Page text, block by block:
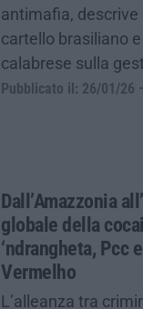
antimafia, descrive
cartello brasiliano
calabrese sulla
Pubblicato il: 26/01/26
Dall’Amazzonia
globale della
‘ndrangheta, Pcc
Vermelho
L’alleanza tra